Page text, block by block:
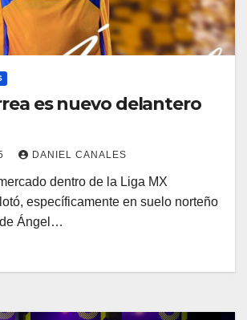
es nuevo delantero
DANIEL CANALES
dentro de la Liga MX
específicamente en suelo norteño
Ángel…